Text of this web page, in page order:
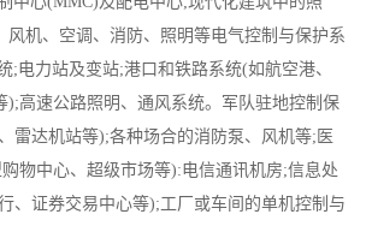
风机、空调、消防、照明等电气控制与保护系
;电力站及变站;港口和铁路系统(如航空港、
);高速公路照明、通风系统。军队驻地控制保
雷达机站等);各种场合的消防泵、风机等;医
物中心、超级市场等):电信通讯机房;信息处
、证券交易中心等);工厂或车间的单机控制与